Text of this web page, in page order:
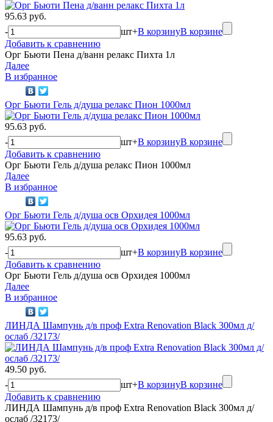
95.63 руб.
-
шт+В корзинуВ корзине
Добавить к сравнению
Орг Бьюти Пена д/ванн релакс Пихта 1л
Далее
В избранное
Орг Бьюти Гель д/душа релакс Пион 1000мл
95.63 руб.
-
шт+В корзинуВ корзине
Добавить к сравнению
Орг Бьюти Гель д/душа релакс Пион 1000мл
Далее
В избранное
Орг Бьюти Гель д/душа осв Орхидея 1000мл
95.63 руб.
-
шт+В корзинуВ корзине
Добавить к сравнению
Орг Бьюти Гель д/душа осв Орхидея 1000мл
Далее
В избранное
ЛИНДА Шампунь д/в проф Extra Renovation Black 300мл д/
ослаб /32173/
49.50 руб.
-
шт+В корзинуВ корзине
Добавить к сравнению
ЛИНДА Шампунь д/в проф Extra Renovation Black 300мл д/
ослаб /32173/